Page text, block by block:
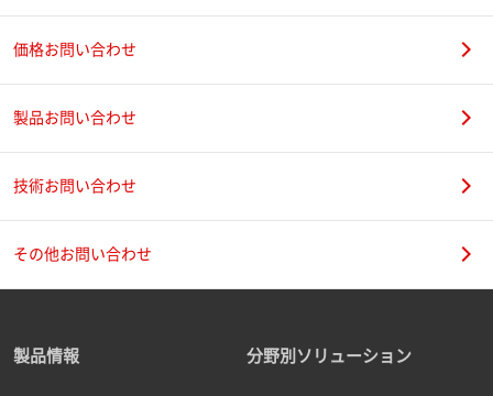
価格お問い合わせ
製品お問い合わせ
技術お問い合わせ
その他お問い合わせ
製品情報 分野別ソリューション